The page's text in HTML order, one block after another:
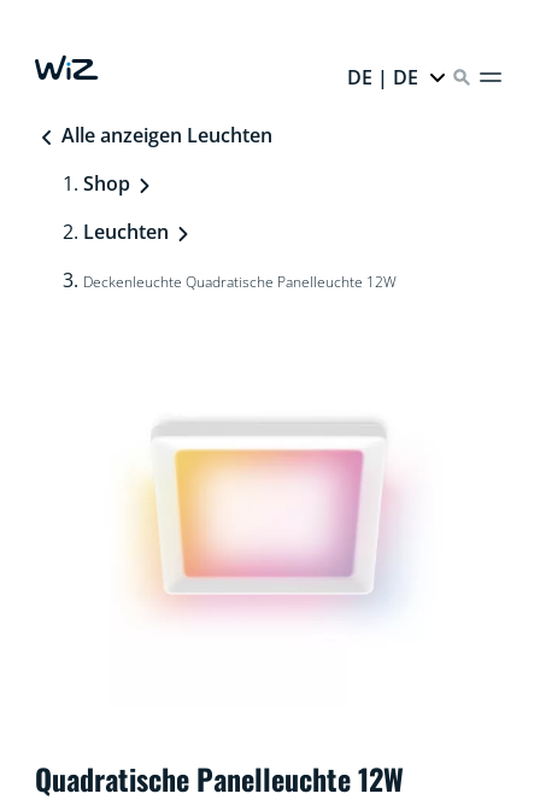
DE | DE
Alle anzeigen Leuchten
Shop
Leuchten
Deckenleuchte Quadratische Panelleuchte 12W
Quadratische Panelleuchte 12W